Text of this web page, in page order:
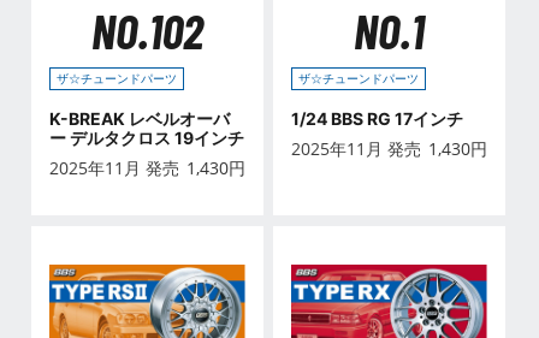
NO.102
ザ☆チューンドパーツ
K-BREAK レベルオーバ
ー デルタクロス 19インチ
2025年11月 発売 1,430円
NO.1
ザ☆チューンドパーツ
1/24 BBS RG 17インチ
2025年11月 発売 1,430円